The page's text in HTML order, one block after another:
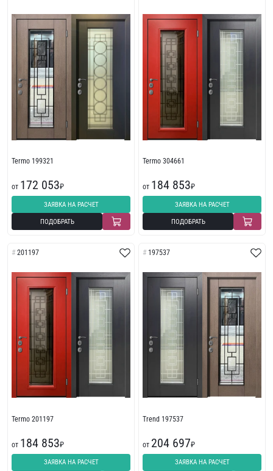
Termo 199321
от 172 053₽
ЗАЯВКА НА РАСЧЕТ
ПОДОБРАТЬ
Termo 304661
от 184 853₽
ЗАЯВКА НА РАСЧЕТ
ПОДОБРАТЬ
201197
Termo 201197
от 184 853₽
ЗАЯВКА НА РАСЧЕТ
197537
Trend 197537
от 204 697₽
ЗАЯВКА НА РАСЧЕТ